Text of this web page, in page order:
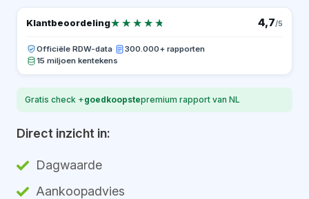
Klantbeoordeling★★★★★
★★★★★ 4,7/5
Officiële RDW-data·
300.000+ rapporten
15 miljoen kentekens
Gratis check +goedkoopstepremium rapport van NL
Direct inzicht in:
Dagwaarde
Aankoopadvies